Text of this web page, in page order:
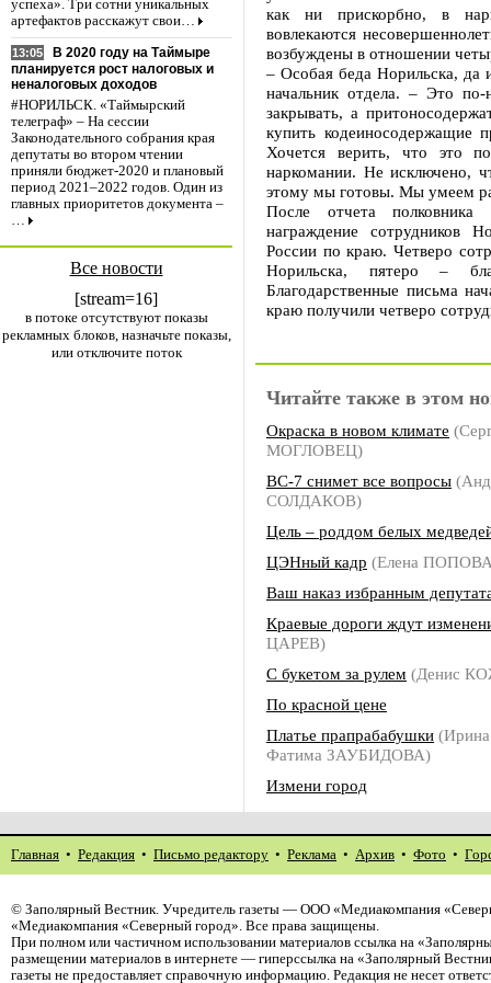
успеха». Три сотни уникальных
артефактов расскажут свои…
13:05
В 2020 году на Таймыре
планируется рост налоговых и
неналоговых доходов
#НОРИЛЬСК. «Таймырский
телеграф» – На сессии
Законодательного собрания края
депутаты во втором чтении
приняли бюджет-2020 и плановый
период 2021–2022 годов. Один из
главных приоритетов документа –
…
Все новости
[stream=16]
в потоке отсутствуют показы
рекламных блоков, назначьте показы,
или отключите поток
как ни прискорбно, в
вовлекаются
возбуждены в отношении
– Особая беда Норильска, да
начальник отдела. – Это
закрывать, а
купить кодеиносодержащие
Хочется верить, что это
наркомании. Не исключено,
этому мы готовы. Мы умеем
После отчета
награждение сотрудников
России по краю. Четверо
Норильска, пятеро –
Благодарственные письма
краю получили четверо
Читайте также в этом
Окраска в новом климате
МОГЛОВЕЦ)
ВС-7 снимет все вопросы
СОЛДАКОВ)
Цель – роддом белых
ЦЭНный кадр (Елена
Ваш наказ избранным
Краевые дороги ждут
ЦАРЕВ)
С букетом за рулем (Денис
По красной цене
Платье прапрабабушки
Фатима ЗАУБИДОВА)
Измени город
Главная • Редакция • Письмо редактору • Реклама • Архив • Фото •
© Заполярный Вестник. Учредитель газеты — ООО «Медиакомпания
«Медиакомпания «Северный город». Все права защищены.
При полном или частичном использовании материалов ссылка на
размещении материалов в интернете — гиперссылка на «Заполярный
газеты не предоставляет справочную информацию. Редакция не несет